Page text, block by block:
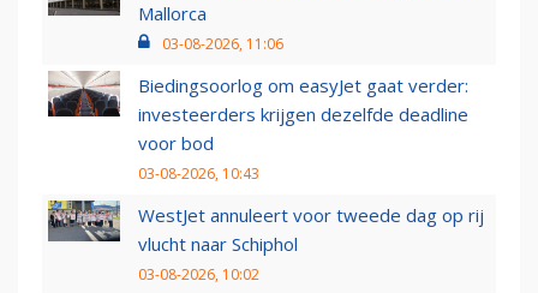
Mallorca
03-08-2026, 11:06
Biedingsoorlog om easyJet gaat verder:
investeerders krijgen dezelfde deadline
voor bod
03-08-2026, 10:43
WestJet annuleert voor tweede dag op rij
vlucht naar Schiphol
03-08-2026, 10:02